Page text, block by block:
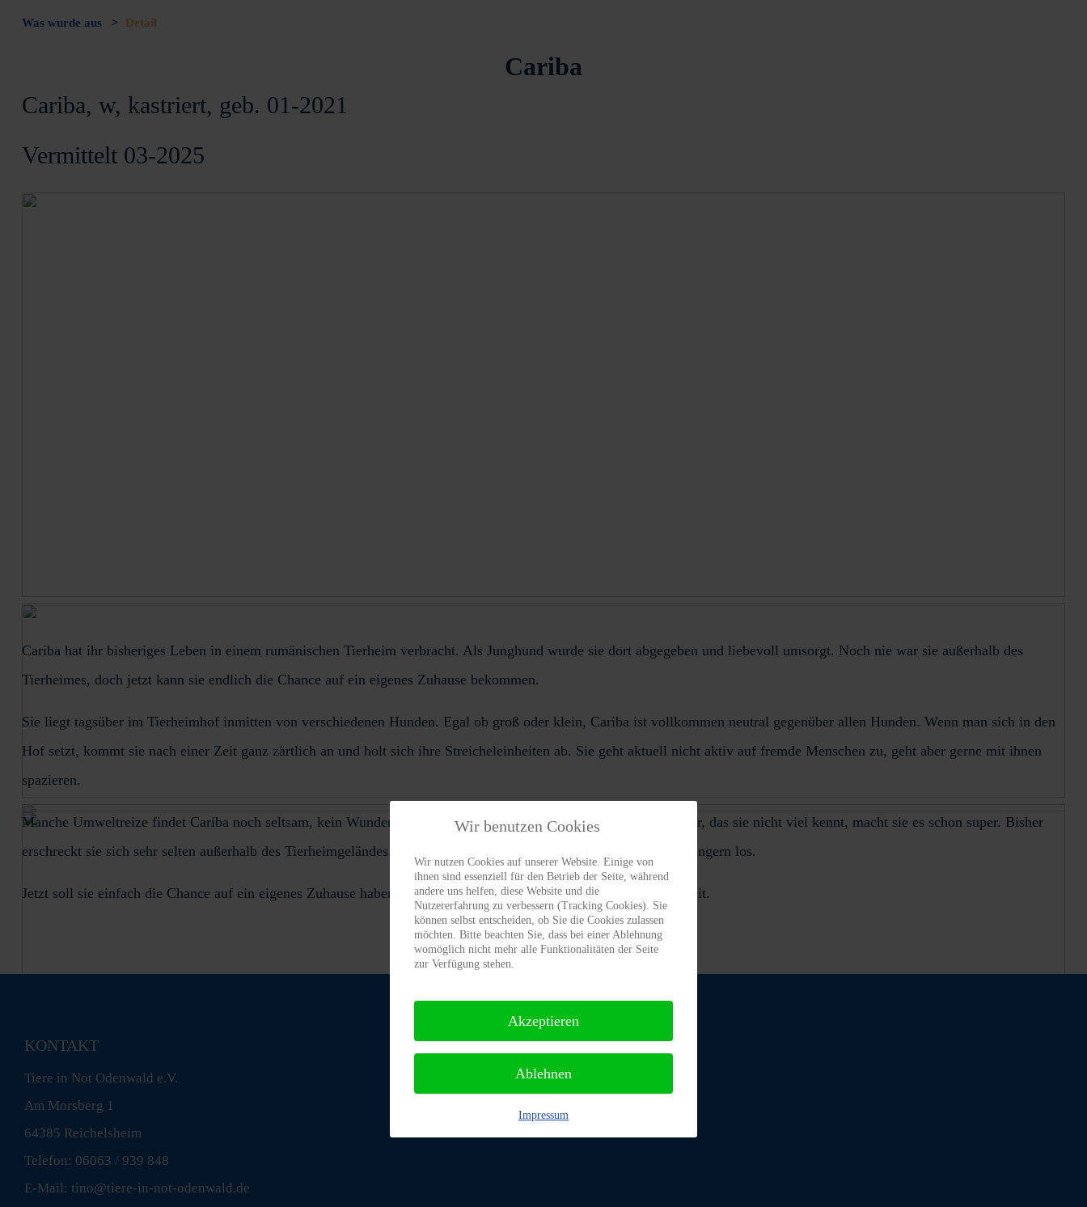
Was wurde aus > Detail
Cariba
Cariba, w, kastriert, geb. 01-2021
Vermittelt 03-2025
Cariba hat ihr bisheriges Leben in einem rumänischen Tierheim verbracht. Als Junghund wurde sie dort abgegeben und liebevoll umsorgt. Noch nie war sie außerhalb des
Tierheimes, doch jetzt kann sie endlich die Chance auf ein eigenes Zuhause bekommen.
Sie liegt tagsüber im Tierheimhof inmitten von verschiedenen Hunden. Egal ob groß oder klein, Cariba ist vollkommen neutral gegenüber allen Hunden. Wenn man sich in den
Hof setzt, kommt sie nach einer Zeit ganz zärtlich an und holt sich ihre Streicheleinheiten ab. Sie geht aktuell nicht aktiv auf fremde Menschen zu, geht aber gerne mit ihnen
spazieren.
Manche Umweltreize findet Cariba noch seltsam, kein Wunder, wenn man noch nicht viel kennengelernt hat. Dafür, das sie nicht viel kennt, macht sie es schon super. Bisher
erschreckt sie sich sehr selten außerhalb des Tierheimgeländes. Leicht wedelnd läuft sie langsam mit ihren Gassigängern los.
Jetzt soll sie einfach die Chance auf ein eigenes Zuhause haben. Endlich ein eigenes Körbchen und Aufmerksamkeit.
KONTAKT
Tiere in Not Odenwald e.V.
Am Morsberg 1
64385 Reichelsheim
Telefon: 06063 / 939 848
E-Mail: tino@tiere-in-not-odenwald.de
Wir benutzen Cookies
Wir nutzen Cookies auf unserer Website. Einige von
ihnen sind essenziell für den Betrieb der Seite, während
andere uns helfen, diese Website und die
Nutzererfahrung zu verbessern (Tracking Cookies). Sie
können selbst entscheiden, ob Sie die Cookies zulassen
möchten. Bitte beachten Sie, dass bei einer Ablehnung
womöglich nicht mehr alle Funktionalitäten der Seite
zur Verfügung stehen.
Akzeptieren
Ablehnen
Impressum